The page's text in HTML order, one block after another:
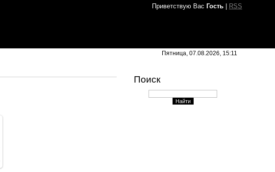
Приветствую Вас Гость| RSS
Пятница, 07.08.2026, 15:11
Поиск